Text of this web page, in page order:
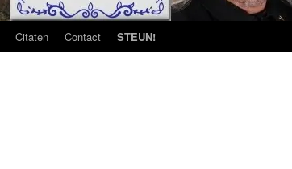
Citaten Contact STEUN!